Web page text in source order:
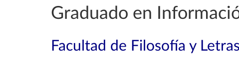
Graduado en
Facultad de Filosofía y Letras